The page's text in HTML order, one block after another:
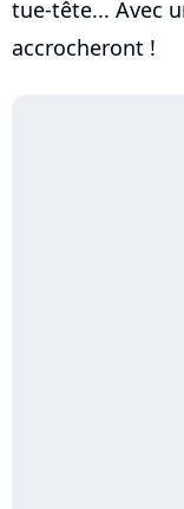
tue-tête... Avec
accrocheront !